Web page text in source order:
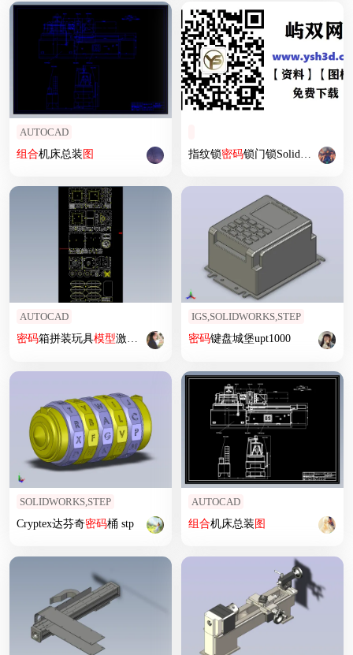
AUTOCAD
组合机床总装图 指纹锁密码锁门锁SolidWorks三维
AUTOCAD
密码箱拼装玩具模型激光雕刻CAD图纸
IGS,SOLIDWORKS,STEP
密码键盘城堡upt1000
SOLIDWORKS,STEP
Cryptex达芬奇密码桶 stp
AUTOCAD
组合机床总装图